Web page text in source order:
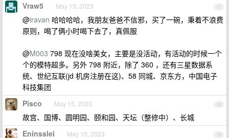
17
Vraw5 May 15, 2023
@iravan 哈哈哈哈，我朋友爸爸不信邪，买了一碗，秉着不浪费
原则，喝了俩小时喝下去了，真佩服
@M003 798 现在没啥美女，主要是没活动，有活动的时候一个
个的模特超多。另外 798 附近，除了 360 ，还有三星数据系
统、世纪互联(jd 机房注册在这)、58 同城、京东方，中国电子
科技集团
18
Pisco May 15, 2023
故宫、国博、圆明园、颐和园、天坛（整修中）、长城
19
Eninsslei May 15, 2023